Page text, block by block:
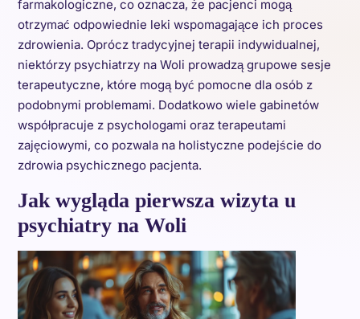
farmakologiczne, co oznacza, że pacjenci mogą
otrzymać odpowiednie leki wspomagające ich proces
zdrowienia. Oprócz tradycyjnej terapii indywidualnej,
niektórzy psychiatrzy na Woli prowadzą grupowe sesje
terapeutyczne, które mogą być pomocne dla osób z
podobnymi problemami. Dodatkowo wiele gabinetów
współpracuje z psychologami oraz terapeutami
zajęciowymi, co pozwala na holistyczne podejście do
zdrowia psychicznego pacjenta.
Jak wygląda pierwsza wizyta u
psychiatry na Woli